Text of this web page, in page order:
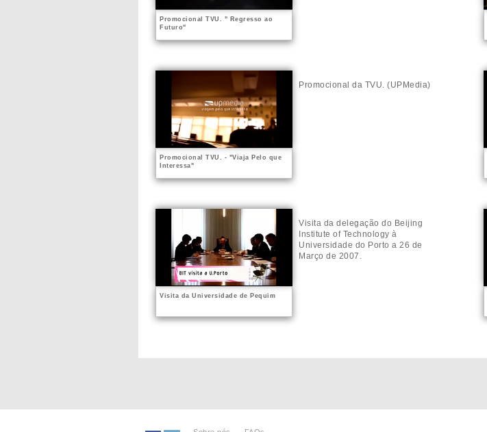
Promocional TVU. " Regresso ao
Futuro"
Promocional TVU. - "Viaja Pelo que
Interessa"
Promocional da TVU. (UPMedia)
Visita da Universidade de Pequim
Visita da delegação do Beijing
Institute of Technology à
Universidade do Porto a 26 de
Março de 2007.